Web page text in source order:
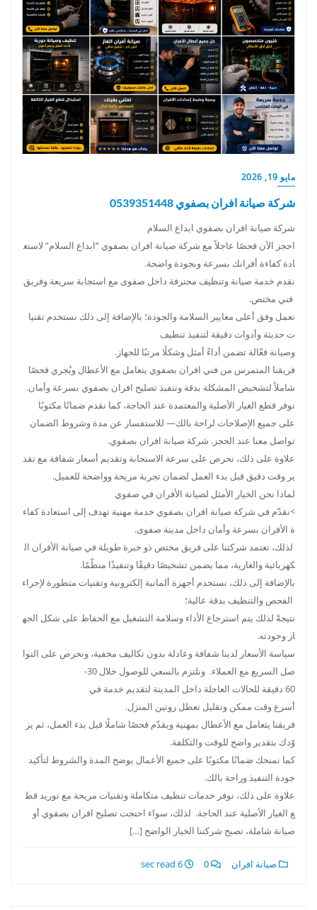
مايو 19, 2026
شركة صيانة افران بصفوي 0539351448
شركة صيانة افران بصفوي ابداع السلام
احجز الآن فحصًا عاجلاً مع شركة صيانة افران بصفوي “ابداع السلام” لاستع
ادة كفاءة أفرانك بسرعة وبجودة واضحة.
نقدم خدمة صيانة وتنظيف محترفة داخل صفوى مع استجابة سريعة وفريق
فني مختص.
نعمل وفق أعلى معايير السلامة والجودة؛ بالإضافة إلى ذلك نستخدم تقنيا
ت حديثة وأدوات دقيقة لتنفيذ تنظيف
وصيانة فعّالة تضمن أداءً أمثل وشكلًا مرتبًا للجهاز.
فريقنا المتمرس من فني افران بصفوي يتعامل مع الأعطال ويُجري فحصًا
شاملاً لتشخيص المشكلة بدقة وتنفيذ تصليح افران بصفوي بسرعة وأمان.
نوفر قطع الغيار الأصلية والمعتمدة عند الحاجة، كما نقدم ضمانًا مكتوبًا
على جميع الإصلاحات لراحة بالك— للاستفسار عن مدة وشروط الضمان
تواصل معنا عند الحجز. شركة صيانة افران بصفوي.
علاوة على ذلك، نحرص على سرعة الاستجابة وتقديم أسعار شفافة مع تقد
ير وقت دقيق قبل بدء العمل لضمان تجربة مريحة وواضحة للعميل.
لماذا نحن الخيار الأمثل لصيانة الأفران في صفوي
>نقدّم في شركة صيانة افران بصفوي خدمة مهنية تهدف إلى استعادة كفاء
ة الأفران بسرعة وأمان داخل مدينة صفوى.
لذلك، تعتمد شركتنا على فريق مختص ذو خبرة طويلة في صيانة الأفران ال
كهربائية والغازية، مما يضمن تشخيصًا دقيقًا وتنفيذًا منظّمًا.
بالإضافة إلى ذلك، نستخدم أجهزة ألمانية إلكترونية وتقنيات متطورة لإجراء
الفحص والتنظيف بدقة عالية؛
نتيجةً لذلك يتم استرجاع الأداء وسلامة التشغيل مع الحفاظ على شكل الجه
از وجودته.
سياسة الأسعار لدينا شفافة وعادلة بدون تكاليف مخفية، ونحرص على التوا
صل السريع مع العملاء. ونلتزم بالسعي للوصول خلال 30-
60 دقيقة للحالات العاجلة داخل المدينة لتقديم خدمة في
أسرع وقت ممكن وتقليل تعطل روتين المنزل.
فريقنا يتعامل مع الأعطال بمهنية ويقدّم فحصًا شاملًا قبل بدء العمل، ثم يز
وّدك بتقدير واضح للوقت والتكلفة.
كما نمنحك ضمانًا مكتوبًا على جميع الأعمال يوضح المدة والشروط لتأكيد
جودة التنفيذ وراحة بالك.
علاوة على ذلك، نوفر خدمات تنظيف متكاملة وتقنيات مريحة مع توريد قط
ع الغيار الأصلية عند الحاجة. لذلك، سواء احتجت تصليح افران بصفوي أو
صيانة شاملة، تصبح شركتنا الخيار الواضح […]
صيانة افران